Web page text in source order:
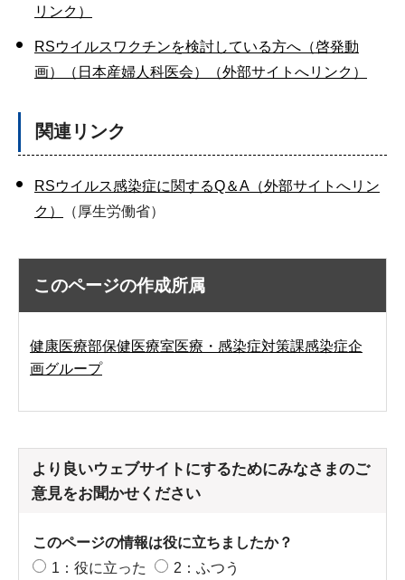
リンク）
RSウイルスワクチンを検討している方へ（啓発動
画）（日本産婦人科医会）（外部サイトへリンク）
関連リンク
RSウイルス感染症に関するQ＆A（外部サイトへリン
ク）
（厚生労働省）
このページの作成所属
健康医療部保健医療室医療・感染症対策課感染症企
画グループ
より良いウェブサイトにするためにみなさまのご
意見をお聞かせください
このページの情報は役に立ちましたか？
1：役に立った
2：ふつう